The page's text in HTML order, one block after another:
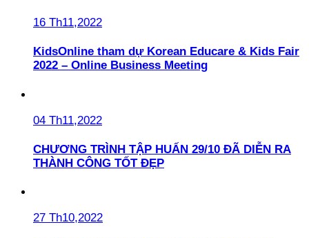
16 Th11,2022
KidsOnline tham dự Korean Educare & Kids Fair
2022 – Online Business Meeting
04 Th11,2022
CHƯƠNG TRÌNH TẬP HUẤN 29/10 ĐÃ DIỄN RA
THÀNH CÔNG TỐT ĐẸP
27 Th10,2022